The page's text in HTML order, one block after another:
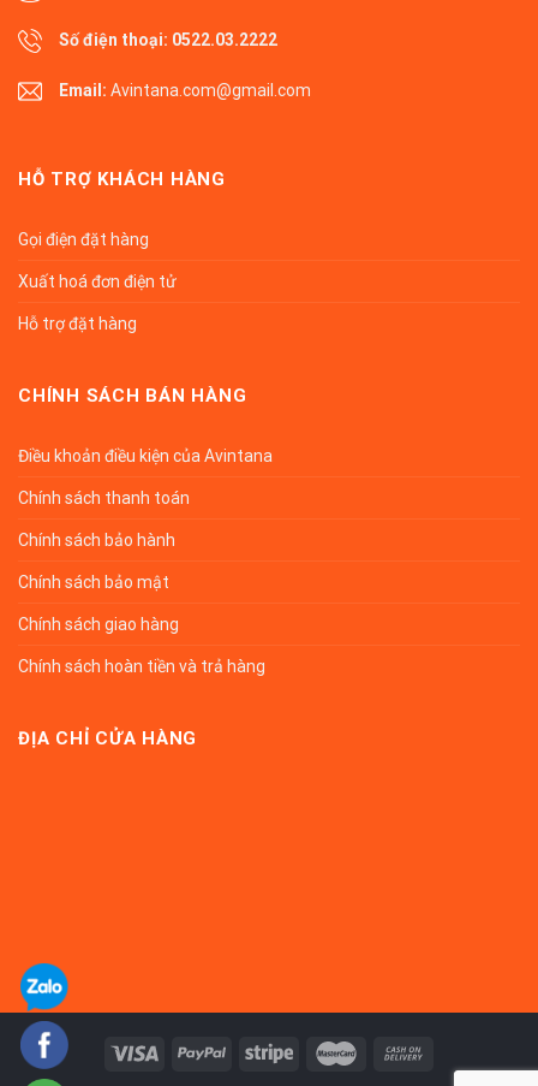
Số điện thoại: 0522.03.2222
Email: Avintana.com@gmail.com
HỖ TRỢ KHÁCH HÀNG
Gọi điện đặt hàng
Xuất hoá đơn điện tử
Hỗ trợ đặt hàng
CHÍNH SÁCH BÁN HÀNG
Điều khoản điều kiện của Avintana
Chính sách thanh toán
Chính sách bảo hành
Chính sách bảo mật
Chính sách giao hàng
Chính sách hoàn tiền và trả hàng
ĐỊA CHỈ CỬA HÀNG